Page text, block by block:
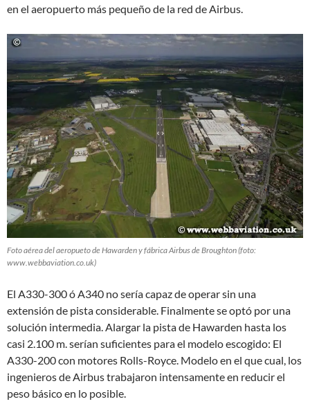
en el aeropuerto más pequeño de la red de Airbus.
Foto aérea del aeropueto de Hawarden y fábrica Airbus de Broughton (foto:
www.webbaviation.co.uk)
El A330-300 ó A340 no sería capaz de operar sin una
extensión de pista considerable. Finalmente se optó por una
solución intermedia. Alargar la pista de Hawarden hasta los
casi 2.100 m. serían suficientes para el modelo escogido: El
A330-200 con motores Rolls-Royce. Modelo en el que cual, los
ingenieros de Airbus trabajaron intensamente en reducir el
peso básico en lo posible.